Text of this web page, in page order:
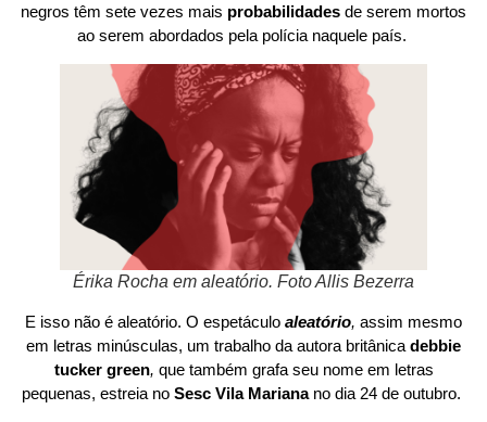
negros têm sete vezes mais probabilidades de serem mortos
ao serem abordados pela polícia naquele país.
Érika Rocha em aleatório. Foto Allis Bezerra
E isso não é aleatório. O espetáculo aleatório, assim mesmo
em letras minúsculas, um trabalho da autora britânica debbie
tucker green, que também grafa seu nome em letras
pequenas, estreia no Sesc Vila Mariana no dia 24 de outubro.